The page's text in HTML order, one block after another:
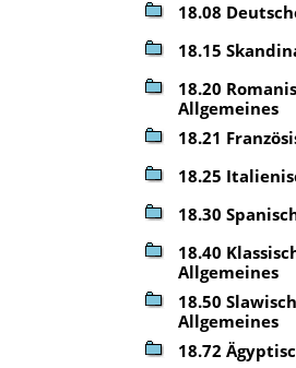
18.08
18.15
18.20
Allgemeines
18.21
18.25
18.30
18.40
Allgemeines
18.50
Allgemeines
18.72